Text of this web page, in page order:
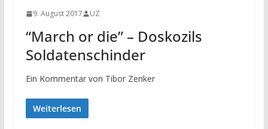
9. August 2017 UZ
“March or die” – Doskozils
Soldatenschinder
Ein Kommentar von Tibor Zenker
Weiterlesen